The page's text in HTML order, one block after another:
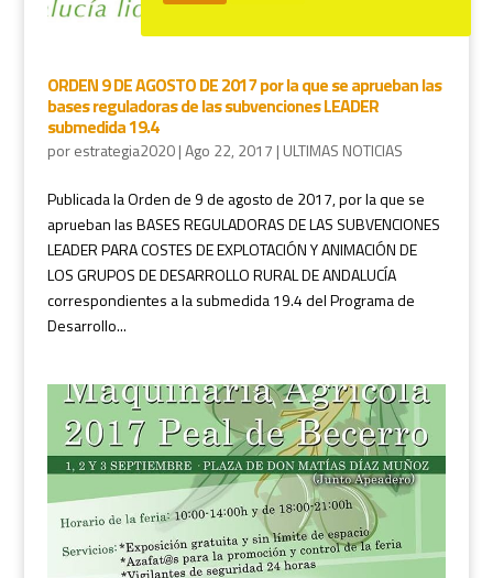
ORDEN 9 DE AGOSTO DE 2017 por la que se aprueban las
bases reguladoras de las subvenciones LEADER
submedida 19.4
porestrategia2020|Ago 22, 2017 | ULTIMAS NOTICIAS
Publicada la Orden de 9 de agosto de 2017, por la que se
aprueban las BASES REGULADORAS DE LAS SUBVENCIONES
LEADER PARA COSTES DE EXPLOTACIÓN Y ANIMACIÓN DE
LOS GRUPOS DE DESARROLLO RURAL DE ANDALUCÍA
correspondientes a la submedida 19.4 del Programa de
Desarrollo...